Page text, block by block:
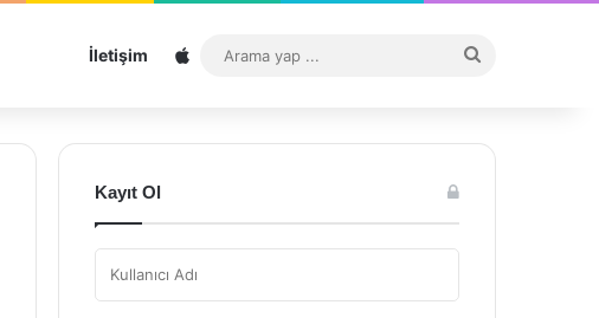
İletişim Sitemap
...
Kayıt Ol